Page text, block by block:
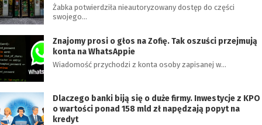
Żabka potwierdziła nieautoryzowany dostęp do części
swojego…
Znajomy prosi o głos na Zofię. Tak oszuści przejmują
konta na WhatsAppie
Wiadomość przychodzi z konta osoby zapisanej w…
Dlaczego banki biją się o duże firmy. Inwestycje z KPO
o wartości ponad 158 mld zł napędzają popyt na
kredyt